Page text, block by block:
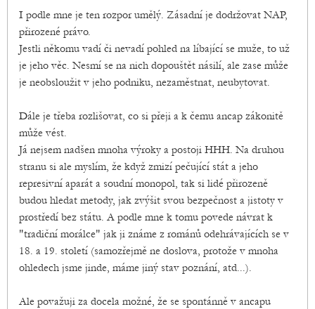
I podle mne je ten rozpor umělý. Zásadní je dodržovat NAP,
přirozené právo.
Jestli někomu vadí či nevadí pohled na líbající se muže, to už
je jeho věc. Nesmí se na nich dopouštět násilí, ale zase může
je neobsloužit v jeho podniku, nezaměstnat, neubytovat.
Dále je třeba rozlišovat, co si přeji a k čemu ancap zákonitě
může vést.
Já nejsem nadšen mnoha výroky a postoji HHH. Na druhou
stranu si ale myslím, že když zmizí pečující stát a jeho
represivní aparát a soudní monopol, tak si lidé přirozeně
budou hledat metody, jak zvýšit svou bezpečnost a jistoty v
prostředí bez státu. A podle mne k tomu povede návrat k
"tradiční morálce" jak ji známe z románů odehrávajících se v
18. a 19. století (samozřejmě ne doslova, protože v mnoha
ohledech jsme jinde, máme jiný stav poznání, atd...).
Ale považuji za docela možné, že se spontánně v ancapu